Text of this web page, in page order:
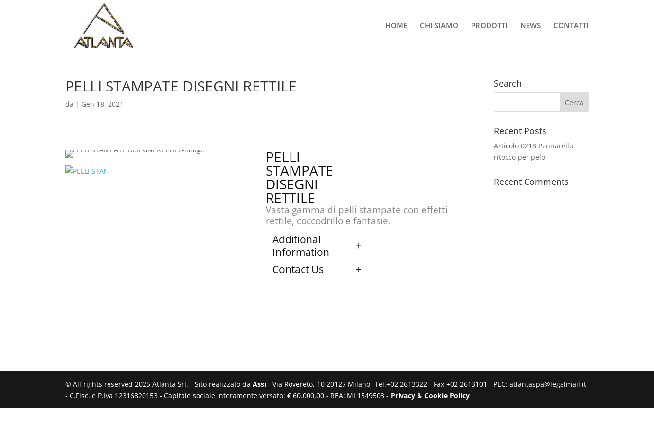
HOME CHI SIAMO PRODOTTI NEWS CONTATTI
PELLI STAMPATE DISEGNI RETTILE
da | Gen 18, 2021
PELLI
STAMPATE
DISEGNI
RETTILE
Vasta gamma di pelli stampate con effetti
rettile, coccodrillo e fantasie.
Additional
Information
Contact Us
Search
Recent Posts
Articolo 0218 Pennarello
ritocco per pelo
Recent Comments
© All rights reserved 2025 Atlanta Srl. - Sito realizzato daAssi - Via Rovereto, 10 20127 Milano -Tel.+02 2613322 - Fax +02 2613101 - PEC: atlantaspa@legalmail.it
- C.Fisc. e P.Iva 12316820153 - Capitale sociale interamente versato: € 60.000,00 - REA: MI 1549503 - Privacy & Cookie Policy